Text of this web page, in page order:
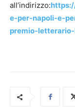
all’indirizzo:
e-per-napoli-e-
premio-